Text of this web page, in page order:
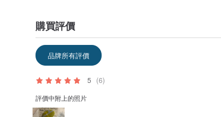
購買評價
品牌所有評價
5 (6)
評價中附上的照片